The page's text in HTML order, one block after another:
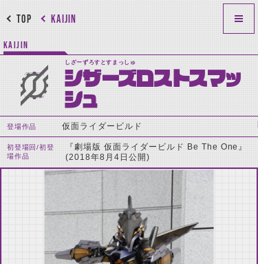
KAIJIN
TOP
KAIJIN
しざーずろすとすまっしゅ
シザーズロストスマッ
シュ
登場作品 仮面ライダービルド
初登場回/初登
場作品
『劇場版 仮面ライダービルド Be The One』
(2018年8月4日公開)